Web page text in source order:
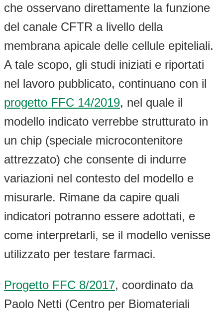
che osservano direttamente la funzione
del canale CFTR a livello della
membrana apicale delle cellule epiteliali.
A tale scopo, gli studi iniziati e riportati
nel lavoro pubblicato, continuano con il
progetto FFC 14/2019, nel quale il
modello indicato verrebbe strutturato in
un chip (speciale microcontenitore
attrezzato) che consente di indurre
variazioni nel contesto del modello e
misurarle. Rimane da capire quali
indicatori potranno essere adottati, e
come interpretarli, se il modello venisse
utilizzato per testare farmaci.
Progetto FFC 8/2017, coordinato da
Paolo Netti (Centro per Biomateriali